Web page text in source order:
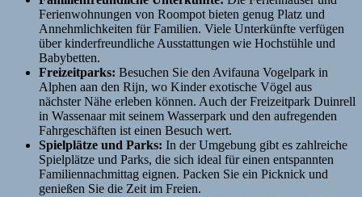
Ferienwohnungen von Roompot bieten genug Platz und
Annehmlichkeiten für Familien. Viele Unterkünfte verfügen
über kinderfreundliche Ausstattungen wie Hochstühle und
Babybetten.
Freizeitparks: Besuchen Sie den Avifauna Vogelpark in
Alphen aan den Rijn, wo Kinder exotische Vögel aus
nächster Nähe erleben können. Auch der Freizeitpark Duinrell
in Wassenaar mit seinem Wasserpark und den aufregenden
Fahrgeschäften ist einen Besuch wert.
Spielplätze und Parks: In der Umgebung gibt es zahlreiche
Spielplätze und Parks, die sich ideal für einen entspannten
Familiennachmittag eignen. Packen Sie ein Picknick und
genießen Sie die Zeit im Freien.